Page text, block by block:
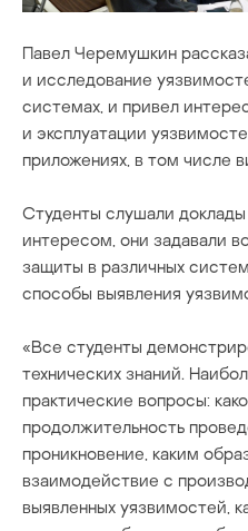
Павел Черемушкин
и исследование
системах, и привел
и эксплуатации
приложениях, в том числе
Студенты слушали
интересом, они задавали
защиты в различных
способы выявления
«Все студенты
технических знаний.
практические вопросы:
продолжительность
проникновение, каким
взаимодействие с
выявленных уязвимостей,